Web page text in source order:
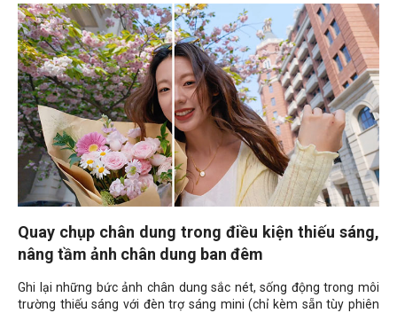
Quay chụp chân dung trong điều kiện thiếu sáng,
nâng tầm ảnh chân dung ban đêm
Ghi lại những bức ảnh chân dung sắc nét, sống động trong môi
trường thiếu sáng với đèn trợ sáng mini (chỉ kèm sẵn tùy phiên